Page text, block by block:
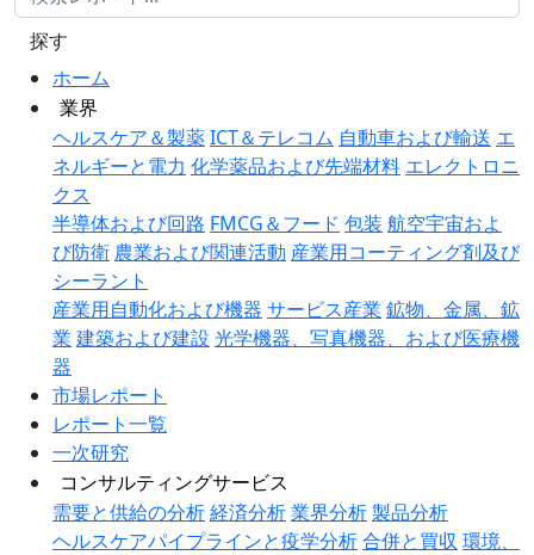
ホーム
業界
ヘルスケア＆製薬ICT＆テレコム 自動車および輸送 エ
ネルギーと電力 化学薬品および先端材料 エレクトロニ
クス
半導体および回路 FMCG＆フード 包装 航空宇宙およ
び防衛 農業および関連活動 産業用コーティング剤及び
シーラント
産業用自動化および機器 サービス産業 鉱物、金属、鉱
業 建築および建設 光学機器、写真機器、および医療機
器
市場レポート
レポート一覧
一次研究
コンサルティングサービス
需要と供給の分析経済分析業界分析製品分析
ヘルスケアパイプラインと疫学分析合併と買収 環境、
探す